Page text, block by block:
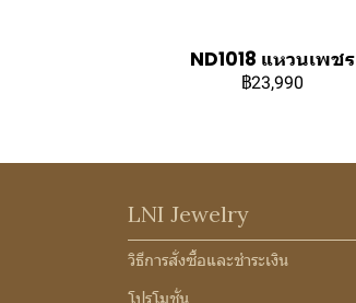
ND1018 แหวนเพชร
฿23,990
LNI Jewelry
วิธีการสั่งซื้อและชำระเงิน
โปรโมชั่น